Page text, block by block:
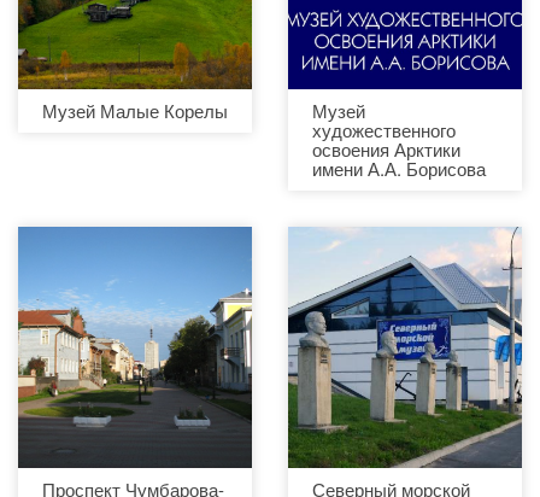
Музей Малые Корелы Музей
художественного
освоения Арктики
имени А.А. Борисова
Проспект Чумбарова- Северный морской